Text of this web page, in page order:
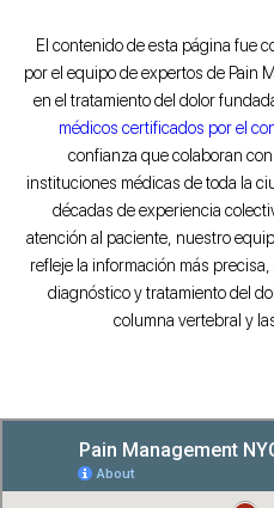
El contenido de esta página fue
por el equipo de expertos de Pain
en el tratamiento del dolor
médicos certificados por el
confianza que colaboran
instituciones médicas de toda la
décadas de experiencia
atención al paciente, nuestro
refleje la información más
diagnóstico y tratamiento del
columna vertebral y